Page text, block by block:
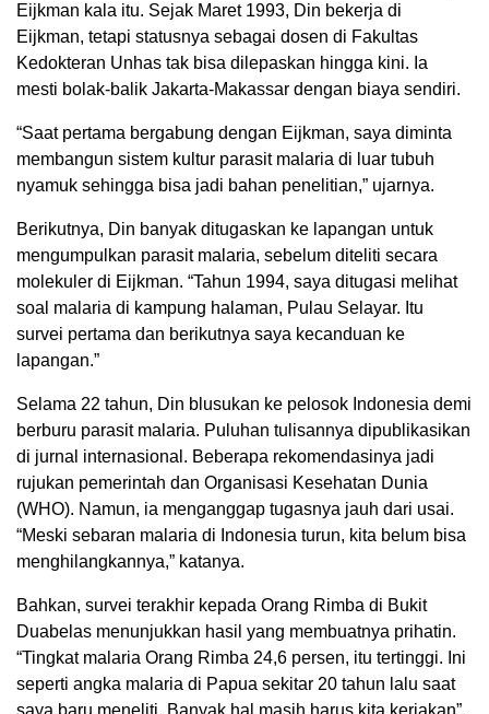
Eijkman kala itu. Sejak Maret 1993, Din bekerja di
Eijkman, tetapi statusnya sebagai dosen di Fakultas
Kedokteran Unhas tak bisa dilepaskan hingga kini. Ia
mesti bolak-balik Jakarta-Makassar dengan biaya sendiri.
“Saat pertama bergabung dengan Eijkman, saya diminta
membangun sistem kultur parasit malaria di luar tubuh
nyamuk sehingga bisa jadi bahan penelitian,” ujarnya.
Berikutnya, Din banyak ditugaskan ke lapangan untuk
mengumpulkan parasit malaria, sebelum diteliti secara
molekuler di Eijkman. “Tahun 1994, saya ditugasi melihat
soal malaria di kampung halaman, Pulau Selayar. Itu
survei pertama dan berikutnya saya kecanduan ke
lapangan.”
Selama 22 tahun, Din blusukan ke pelosok Indonesia demi
berburu parasit malaria. Puluhan tulisannya dipublikasikan
di jurnal internasional. Beberapa rekomendasinya jadi
rujukan pemerintah dan Organisasi Kesehatan Dunia
(WHO). Namun, ia menganggap tugasnya jauh dari usai.
“Meski sebaran malaria di Indonesia turun, kita belum bisa
menghilangkannya,” katanya.
Bahkan, survei terakhir kepada Orang Rimba di Bukit
Duabelas menunjukkan hasil yang membuatnya prihatin.
“Tingkat malaria Orang Rimba 24,6 persen, itu tertinggi. Ini
seperti angka malaria di Papua sekitar 20 tahun lalu saat